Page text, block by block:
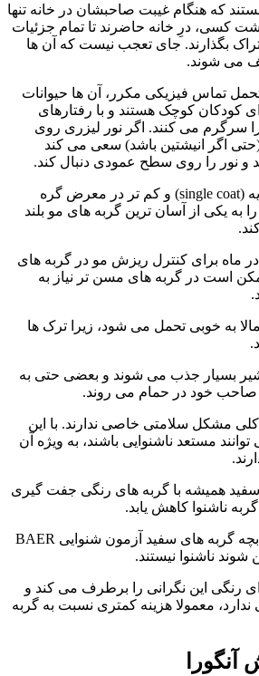
که هنگام غیبت صاحبشان در خانه تنها
کسی، درِ خانه حاضرند تا تمام جزئیات
بگذارند. جای تعجب نیست که آن‌ ها
می‌ شوند.
تماس فیزیکی مکرر، آن‌ ها حیوانات
کودکان کوچک هستند و با رفتارهای
سرگرم می‌ کنند. اگر نور لیزری روی
(حتی اگر انیشتین باشد) سعی می‌ کند
و نور را روی سطح عمودی دنبال کند.
موهای این گربه‌ ها تک‌ لایه (single coat) و کم‌ تر در معرض گره
به یکی از آسان‌ ترین گربه‌ های مو بلند
ماه برای کنترل ریزش مو در گربه‌ های
است در گربه‌ های مسن‌ تر نیاز به
به خوبی تحمل می‌ شود، زیرا ترک‌ ها
بسیار جذب می‌ شوند و بعضی حتی به
صاحب خود در حمام می‌ روند.
مشکل سلامتی خاصی ندارند. با این
مستعد ناشنوایی باشند، به‌ ویژه آن‌
همیشه با گربه‌ های رنگی جفت‌ گیری
ناشنوا کاهش یابد.
در برخی نقاط جهان، از بچه‌ گربه‌ های سفید آزمون شنوایی BAER
ناشنوا نیستند.
رنگی این نگرانی را برطرف می‌ کند و
معمولا هزینه کمتری نسبت به گربه‌
آنگورا